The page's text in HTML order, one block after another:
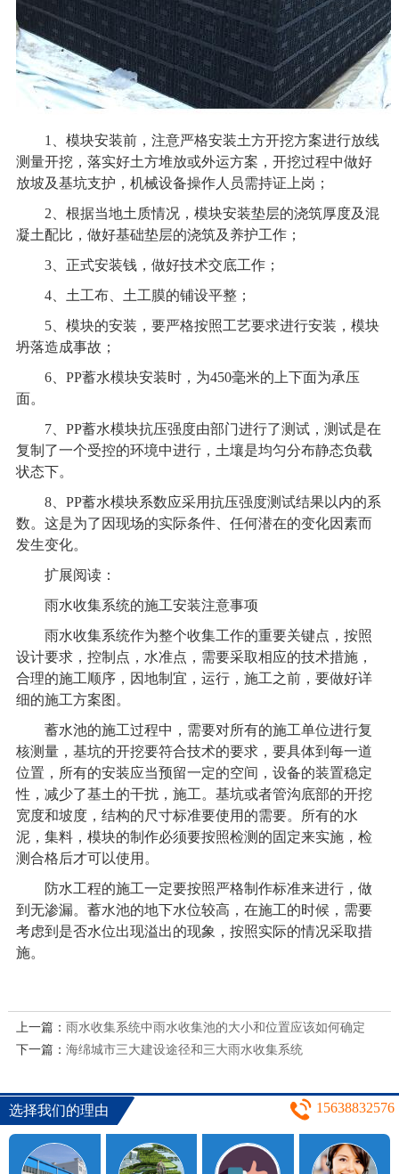
1、模块安装前，注意严格安装土方开挖方案进行放线
测量开挖，落实好土方堆放或外运方案，开挖过程中做好
放坡及基坑支护，机械设备操作人员需持证上岗；
2、根据当地土质情况，模块安装垫层的浇筑厚度及混
凝土配比，做好基础垫层的浇筑及养护工作；
3、正式安装钱，做好技术交底工作；
4、土工布、土工膜的铺设平整；
5、模块的安装，要严格按照工艺要求进行安装，模块
坍落造成事故；
6、PP蓄水模块安装时，为450毫米的上下面为承压
面。
7、PP蓄水模块抗压强度由部门进行了测试，测试是在
复制了一个受控的环境中进行，土壤是均匀分布静态负载
状态下。
8、PP蓄水模块系数应采用抗压强度测试结果以内的系
数。这是为了因现场的实际条件、任何潜在的变化因素而
发生变化。
扩展阅读：
雨水收集系统的施工安装注意事项
雨水收集系统作为整个收集工作的重要关键点，按照
设计要求，控制点，水准点，需要采取相应的技术措施，
合理的施工顺序，因地制宜，运行，施工之前，要做好详
细的施工方案图。
蓄水池的施工过程中，需要对所有的施工单位进行复
核测量，基坑的开挖要符合技术的要求，要具体到每一道
位置，所有的安装应当预留一定的空间，设备的装置稳定
性，减少了基土的干扰，施工。基坑或者管沟底部的开挖
宽度和坡度，结构的尺寸标准要使用的需要。所有的水
泥，集料，模块的制作必须要按照检测的固定来实施，检
测合格后才可以使用。
防水工程的施工一定要按照严格制作标准来进行，做
到无渗漏。蓄水池的地下水位较高，在施工的时候，需要
考虑到是否水位出现溢出的现象，按照实际的情况采取措
施。
上一篇： 雨水收集系统中雨水收集池的大小和位置应该如何确定
下一篇： 海绵城市三大建设途径和三大雨水收集系统
选择我们的理由 15638832576